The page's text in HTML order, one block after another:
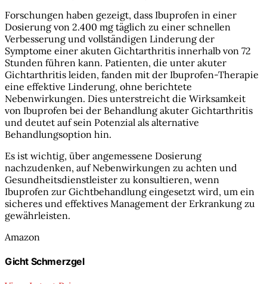
Forschungen haben gezeigt, dass Ibuprofen in einer
Dosierung von 2.400 mg täglich zu einer schnellen
Verbesserung und vollständigen Linderung der
Symptome einer akuten Gichtarthritis innerhalb von 72
Stunden führen kann. Patienten, die unter akuter
Gichtarthritis leiden, fanden mit der Ibuprofen-Therapie
eine effektive Linderung, ohne berichtete
Nebenwirkungen. Dies unterstreicht die Wirksamkeit
von Ibuprofen bei der Behandlung akuter Gichtarthritis
und deutet auf sein Potenzial als alternative
Behandlungsoption hin.
Es ist wichtig, über angemessene Dosierung
nachzudenken, auf Nebenwirkungen zu achten und
Gesundheitsdienstleister zu konsultieren, wenn
Ibuprofen zur Gichtbehandlung eingesetzt wird, um ein
sicheres und effektives Management der Erkrankung zu
gewährleisten.
Amazon
Gicht Schmerzgel